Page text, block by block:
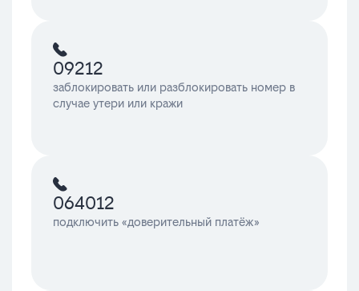
09212
заблокировать или разблокировать номер в
случае утери или кражи
064012
подключить «доверительный платёж»